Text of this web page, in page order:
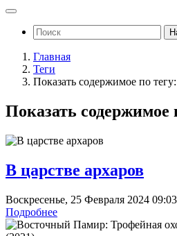
Главная
Теги
Показать содержимое по
Показать содержимое
В царстве архаров
Воскресенье, 25 Февраля 2024 09:03
Подробнее